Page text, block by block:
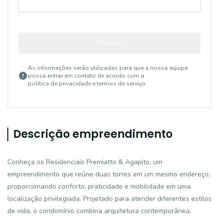
As informações serão utilizadas para que a nossa equipe
possa entrar em contato de acordo com a
política de privacidade e termos de serviço
Descrição empreendimento
Conheça os Residenciais Premiatto & Agapito, um
empreendimento que reúne duas torres em um mesmo endereço,
proporcionando conforto, praticidade e mobilidade em uma
localização privilegiada. Projetado para atender diferentes estilos
de vida, o condomínio combina arquitetura contemporânea,